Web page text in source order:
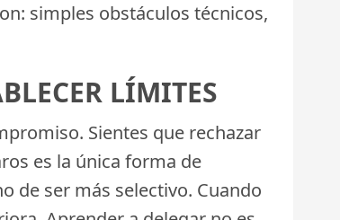
simples obstáculos técnicos,
LÍMITES
Sientes que rechazar
es la única forma de
de ser más selectivo. Cuando